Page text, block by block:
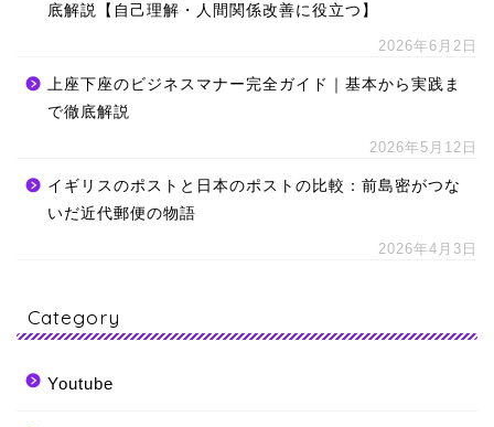
底解説【自己理解・人間関係改善に役立つ】
2026年6月2日
上座下座のビジネスマナー完全ガイド｜基本から実践ま
で徹底解説
2026年5月12日
イギリスのポストと日本のポストの比較：前島密がつな
いだ近代郵便の物語
2026年4月3日
Category
Youtube